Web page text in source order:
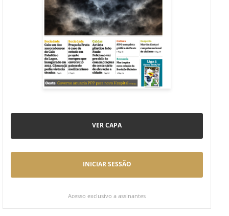
VER CAPA
INICIAR SESSÃO
Acesso exclusivo a assinantes